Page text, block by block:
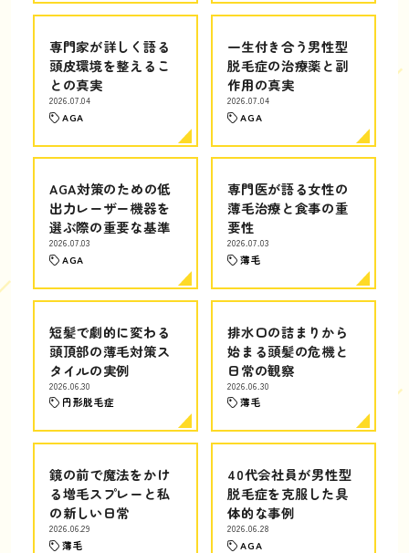
専門家が詳しく語る
頭皮環境を整えるこ
との真実
2026.07.04
AGA
一生付き合う男性型
脱毛症の治療薬と副
作用の真実
2026.07.04
AGA
AGA対策のための低
出力レーザー機器を
選ぶ際の重要な基準
2026.07.03
AGA
専門医が語る女性の
薄毛治療と食事の重
要性
2026.07.03
薄毛
短髪で劇的に変わる
頭頂部の薄毛対策ス
タイルの実例
2026.06.30
円形脱毛症
排水口の詰まりから
始まる頭髪の危機と
日常の観察
2026.06.30
薄毛
鏡の前で魔法をかけ
る増毛スプレーと私
の新しい日常
2026.06.29
薄毛
40代会社員が男性型
脱毛症を克服した具
体的な事例
2026.06.28
AGA